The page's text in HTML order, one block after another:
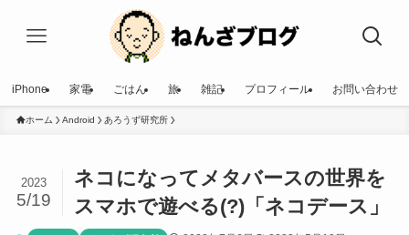
iPhone 家電 ごはん 旅 雑記 プロフィール お問い合わせ
ホーム Android あろうず研究所
ネコになってメタバースの世界を
スマホで遊べる(?)「ネコデース」
2023
5/19